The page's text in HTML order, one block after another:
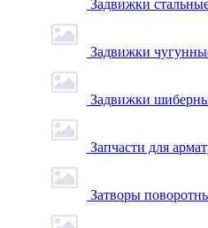
Задвижки
Задвижки
Задвижки
Запчасти для
Затворы